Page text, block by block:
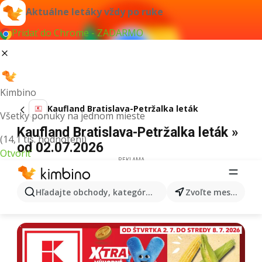
Aktuálne letáky vždy po ruke
Pridať do Chrome - ZADARMO
Kimbino
Všetky ponuky na jednom mieste
(14,1 tis. hodnotení)
Otvoriť
Hľadajte obchody, kategórie, produkty... Zvoľte mesto
Kaufland Bratislava-Petržalka leták
Kaufland Bratislava-Petržalka leták »
od 02.07.2026
REKLAMA